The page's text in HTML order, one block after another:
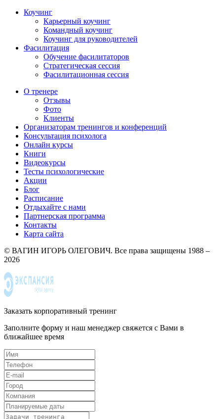
Коучинг
Карьерный коучинг
Командный коучинг
Коучинг для руководителей
Фасилитация
Обучение фасилитаторов
Стратегическая сессия
Фасилитационная сессия
О тренере
Отзывы
Фото
Клиенты
Организаторам тренингов и конференций
Консультация психолога
Онлайн курсы
Книги
Видеокурсы
Тесты психологические
Акции
Блог
Расписание
Отдыхайте с нами
Партнерская программа
Контакты
Карта сайта
© ВАГИН ИГОРЬ ОЛЕГОВИЧ. Все права защищены 1988 –
2026
Заказать корпоративный тренинг
Заполните форму и наш менеджер свяжется с Вами в
ближайшее время